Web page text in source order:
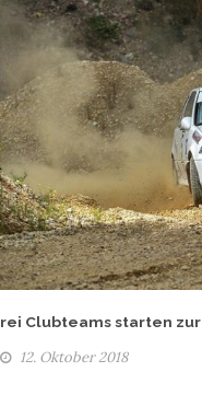
Clubteams starten
12. Oktober 2018